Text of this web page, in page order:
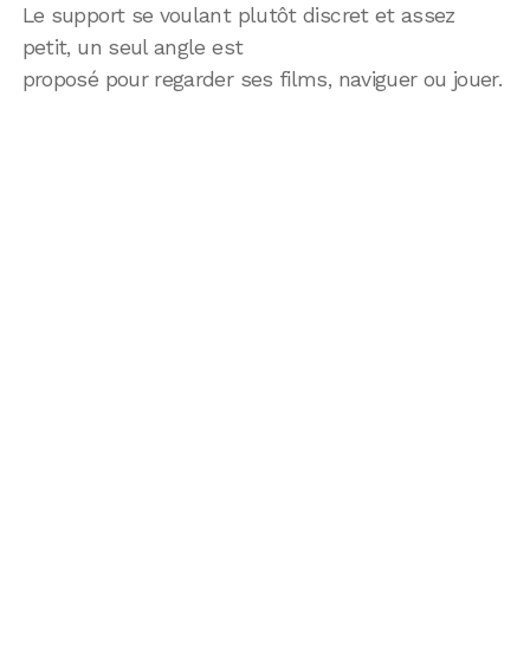
Le support se voulant plutôt discret et assez
petit, un seul angle est
proposé pour regarder ses films, naviguer ou jouer.